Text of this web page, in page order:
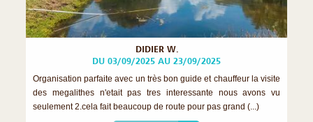
DIDIER W.
DU 03/09/2025 AU 23/09/2025
Organisation parfaite avec un très bon guide et chauffeur la visite
des megalithes n'etait pas tres interessante nous avons vu
seulement 2.cela fait beaucoup de route pour pas grand (...)